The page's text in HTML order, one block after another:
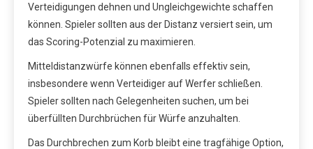
Verteidigungen dehnen und Ungleichgewichte schaffen
können. Spieler sollten aus der Distanz versiert sein, um
das Scoring-Potenzial zu maximieren.
Mitteldistanzwürfe können ebenfalls effektiv sein,
insbesondere wenn Verteidiger auf Werfer schließen.
Spieler sollten nach Gelegenheiten suchen, um bei
überfüllten Durchbrüchen für Würfe anzuhalten.
Das Durchbrechen zum Korb bleibt eine tragfähige Option,